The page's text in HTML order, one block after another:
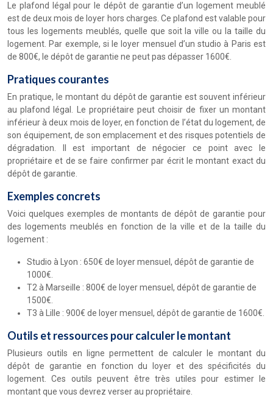
Le plafond légal pour le dépôt de garantie d’un logement meublé
est de deux mois de loyer hors charges. Ce plafond est valable pour
tous les logements meublés, quelle que soit la ville ou la taille du
logement. Par exemple, si le loyer mensuel d’un studio à Paris est
de 800€, le dépôt de garantie ne peut pas dépasser 1600€.
Pratiques courantes
En pratique, le montant du dépôt de garantie est souvent inférieur
au plafond légal. Le propriétaire peut choisir de fixer un montant
inférieur à deux mois de loyer, en fonction de l’état du logement, de
son équipement, de son emplacement et des risques potentiels de
dégradation. Il est important de négocier ce point avec le
propriétaire et de se faire confirmer par écrit le montant exact du
dépôt de garantie.
Exemples concrets
Voici quelques exemples de montants de dépôt de garantie pour
des logements meublés en fonction de la ville et de la taille du
logement :
Studio à Lyon : 650€ de loyer mensuel, dépôt de garantie de
1000€.
T2 à Marseille : 800€ de loyer mensuel, dépôt de garantie de
1500€.
T3 à Lille : 900€ de loyer mensuel, dépôt de garantie de 1600€.
Outils et ressources pour calculer le montant
Plusieurs outils en ligne permettent de calculer le montant du
dépôt de garantie en fonction du loyer et des spécificités du
logement. Ces outils peuvent être très utiles pour estimer le
montant que vous devrez verser au propriétaire.